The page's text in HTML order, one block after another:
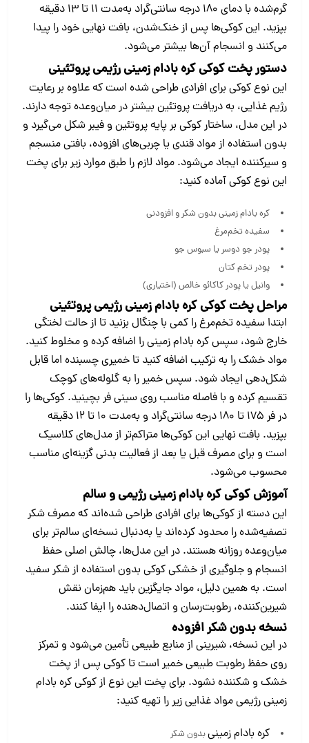
گرم‌شده با دمای ۱۸۰ درجه سانتی‌گراد به‌مدت ۱۱ تا ۱۳ دقیقه
بپزید. این کوکی‌ها پس از خنک‌شدن، بافت نهایی خود را پیدا
می‌کنند و انسجام آن‌ها بیشتر می‌شود.
دستور پخت کوکی کره بادام زمینی رژیمی پروتئینی
این نوع کوکی برای افرادی طراحی شده است که علاوه بر رعایت
رژیم غذایی، به دریافت پروتئین بیشتر در میان‌وعده توجه دارند.
در این مدل، ساختار کوکی بر پایه پروتئین و فیبر شکل می‌گیرد و
بدون استفاده از مواد قندی یا چربی‌های افزوده، بافتی منسجم
و سیرکننده ایجاد می‌شود. مواد لازم را طبق موارد زیر برای پخت
این نوع کوکی آماده کنید:
کره بادام زمینی بدون شکر و افزودنی
سفیده تخم‌مرغ
پودر جو دوسر یا سبوس جو
پودر تخم کتان
وانیل یا پودر کاکائو خالص (اختیاری)
مراحل پخت کوکی کره بادام زمینی رژیمی پروتئینی
ابتدا سفیده تخم‌مرغ را کمی با چنگال بزنید تا از حالت لختگی
خارج شود، سپس کره بادام زمینی را اضافه کرده و مخلوط کنید.
مواد خشک را به ترکیب اضافه کنید تا خمیری چسبنده اما قابل
شکل‌دهی ایجاد شود. سپس خمیر را به گلوله‌های کوچک
تقسیم کرده و با فاصله مناسب روی سینی فر بچینید. کوکی‌ها را
در فر ۱۷۵ تا ۱۸۰ درجه سانتی‌گراد و به‌مدت ۱۰ تا ۱۲ دقیقه
بپزید. بافت نهایی این کوکی‌ها متراکم‌تر از مدل‌های کلاسیک
است و برای مصرف قبل یا بعد از فعالیت بدنی گزینه‌ای مناسب
محسوب می‌شود.
آموزش کوکی کره بادام زمینی رژیمی و سالم
این دسته از کوکی‌ها برای افرادی طراحی شده‌اند که مصرف شکر
تصفیه‌شده را محدود کرده‌اند یا به‌دنبال نسخه‌ای سالم‌تر برای
میان‌وعده روزانه هستند. در این مدل‌ها، چالش اصلی حفظ
انسجام و جلوگیری از خشکی کوکی بدون استفاده از شکر سفید
است. به همین دلیل، مواد جایگزین باید هم‌زمان نقش
شیرین‌کننده، رطوبت‌رسان و اتصال‌دهنده را ایفا کنند.
نسخه بدون شکر افزوده
در این نسخه، شیرینی از منابع طبیعی تأمین می‌شود و تمرکز
روی حفظ رطوبت طبیعی خمیر است تا کوکی پس از پخت
خشک و شکننده نشود. برای پخت این نوع از کوکی کره بادام
زمینی رژیمی مواد غذایی زیر را تهیه کنید:
کره بادام زمینیبدون شکر